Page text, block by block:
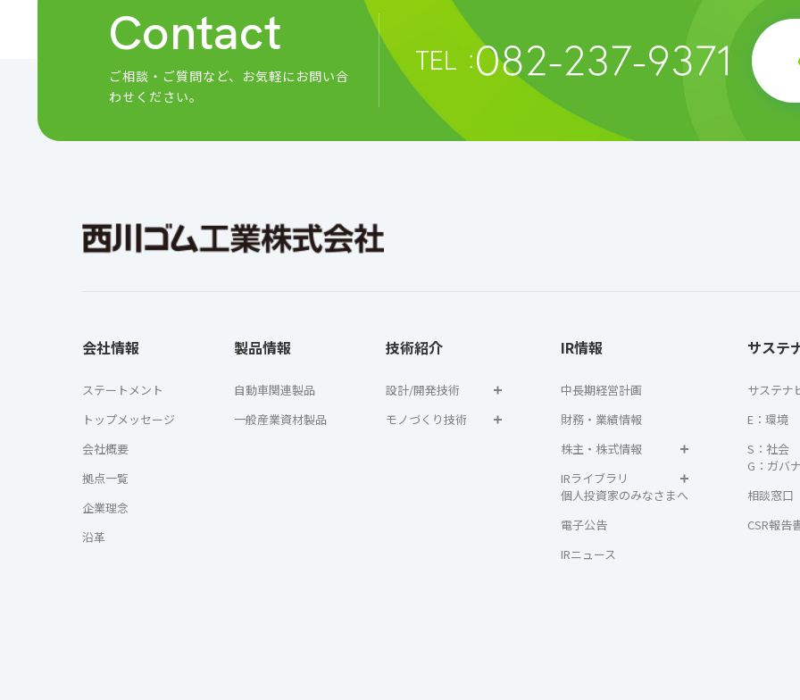
Contact
ご相談・ご質問など、 お気軽にお問い合
わせください。
会社情報
ステートメント
トップメッセージ
会社概要
拠点一覧
企業理念
沿革
製品情報
自動車関連製品
一般産業資材製品
技術紹介
設計/開発技術
モノづくり技術
IR情報
中長期経営計画
財務・業績情報
株主・株式情報
IRライブラリ
個人投資家のみなさまへ
電子公告
IRニュース
サステ
サステナ
E：環境
S：社会
G：ガバ
相談窓口
CSR報告